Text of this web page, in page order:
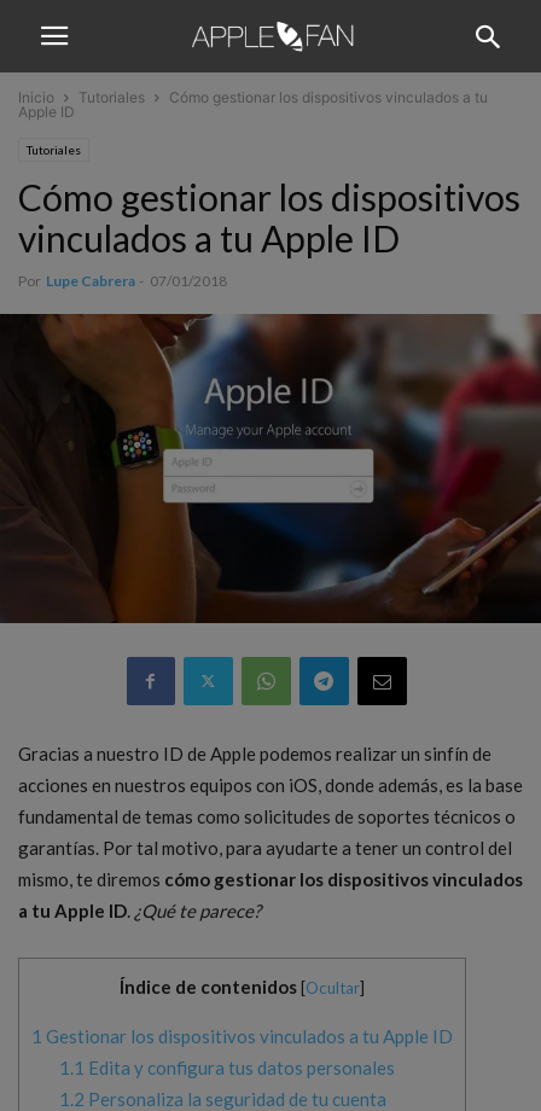
Inicio Tutoriales
Cómo gestionar los dispositivos vinculados a tu
Apple ID
Tutoriales
Cómo gestionar los dispositivos
vinculados a tu Apple ID
Por Lupe Cabrera - 07/01/2018
Gracias a nuestro ID de Apple podemos realizar un sinfín de
acciones en nuestros equipos con iOS, donde además, es la base
fundamental de temas como solicitudes de soportes técnicos o
garantías. Por tal motivo, para ayudarte a tener un control del
mismo, te diremos cómo gestionar los dispositivos vinculados
a tu Apple ID ¿Qué te parece?
Índice de contenidos [Ocultar]
1 Gestionar los dispositivos vinculados a tu Apple ID
1.1 Edita y configura tus datos personales
1.2 Personaliza la seguridad de tu cuenta